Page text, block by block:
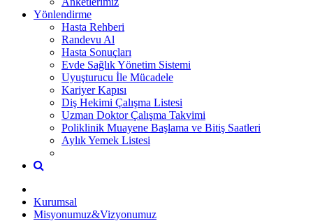
Yönlendirme
Hasta Rehberi
Randevu Al
Hasta Sonuçları
Evde Sağlık Yönetim Sistemi
Uyuşturucu İle Mücadele
Kariyer Kapısı
Diş Hekimi Çalışma Listesi
Uzman Doktor Çalışma Takvimi
Poliklinik Muayene Başlama ve Bitiş Saatleri
Aylık Yemek Listesi
Kurumsal
Misyonumuz&Vizyonumuz